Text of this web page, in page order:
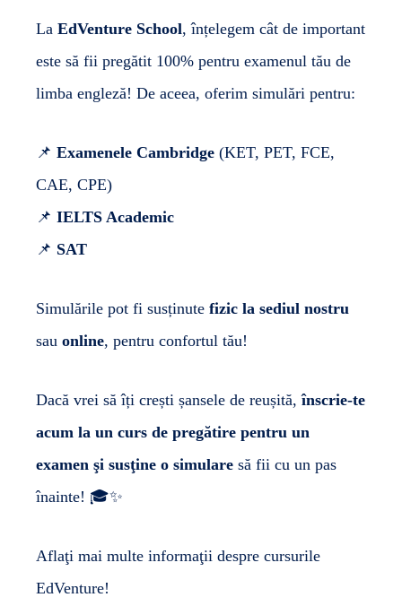
La EdVenture School, înțelegem cât de important
este să fii pregătit 100% pentru examenul tău de
limba engleză! De aceea, oferim simulări pentru:
📌 Examenele Cambridge (KET, PET, FCE,
CAE, CPE)
📌 IELTS Academic
📌 SAT
Simulările pot fi susținute fizic la sediul nostru
sau online, pentru confortul tău!
Dacă vrei să îți crești șansele de reușită,înscrie-te
acum la un curs de pregătire pentru un
examen şi susţine o simulare să fii cu un pas
înainte! 🎓✨
Aflaţi mai multe informaţii despre cursurile
EdVenture!